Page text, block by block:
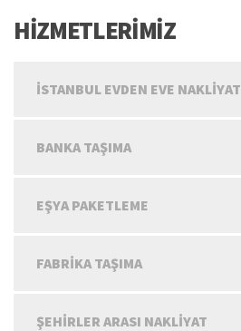
HİZMETLERİMİZ
İSTANBUL EVDEN EVE NAKLIYAT
BANKA TAŞIMA
EŞYA PAKETLEME
FABRIKA TAŞIMA
ŞEHIRLER ARASI NAKLIYAT